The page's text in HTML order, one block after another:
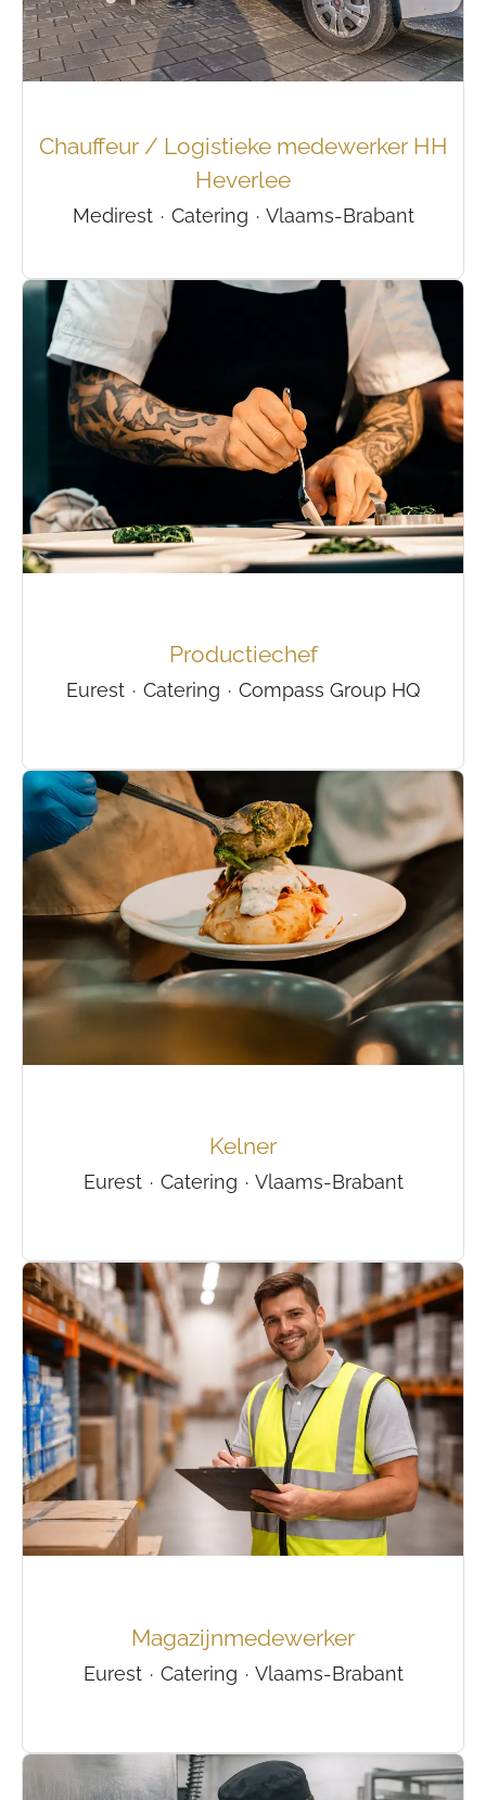
Chauffeur / Logistieke medewerker HH
Heverlee
Medirest · Catering · Vlaams-Brabant
Productiechef
Eurest · Catering · Compass Group HQ
Kelner
Eurest · Catering · Vlaams-Brabant
Magazijnmedewerker
Eurest · Catering · Vlaams-Brabant